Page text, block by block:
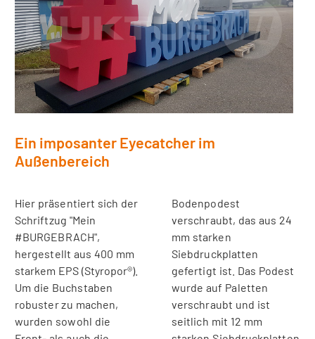
Ein imposanter Eyecatcher im
Außenbereich
Hier präsentiert sich der
Schriftzug "Mein
#BURGEBRACH",
hergestellt aus 400 mm
starkem EPS (Styropor®).
Um die Buchstaben
robuster zu machen,
wurden sowohl die
Bodenpodest
verschraubt, das aus 24
mm starken
Siebdruckplatten
gefertigt ist. Das Podest
wurde auf Paletten
verschraubt und ist
seitlich mit 12 mm